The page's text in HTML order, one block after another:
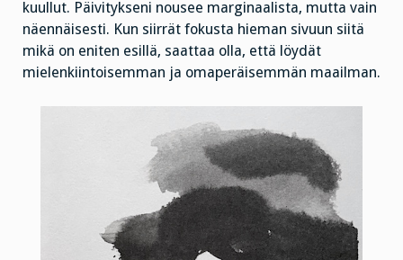
kuullut. Päivitykseni nousee marginaalista, mutta vain
näennäisesti. Kun siirrät fokusta hieman sivuun siitä
mikä on eniten esillä, saattaa olla, että löydät
mielenkiintoisemman ja omaperäisemmän maailman.